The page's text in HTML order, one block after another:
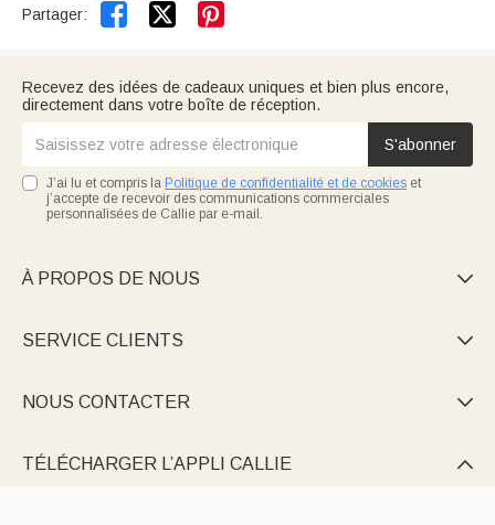
Partager:  
Recevez des idées de cadeaux uniques et bien plus encore,
directement dans votre boîte de réception.
S'abonner
J’ai lu et compris la Politique de confidentialité et de cookies et
j’accepte de recevoir des communications commerciales
personnalisées de Callie par e-mail.
À PROPOS DE NOUS 
SERVICE CLIENTS 
NOUS CONTACTER 
TÉLÉCHARGER L’APPLI CALLIE 